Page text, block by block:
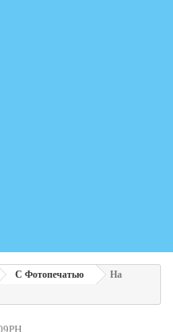
С Фотопечатью
На